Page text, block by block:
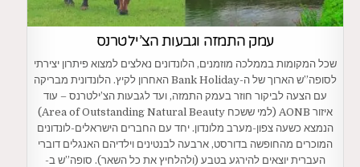
עמק התמזה וגבעות הצ’ילטרנס
שכל המקומות בממלכה מוזמנים, הלונדונים נאלצים למצוא פיתרון יצירתי
לסופה”ש הארוך של ה-Bank Holiday האחרון לקיץ. הלונדונית מבריקה
עם הצעה לביקור חוזר בעמק התמזה, ועד לגבעות הצ’ילטרנס – עוד
איזור AONB (למי ששכח Area of Outstanding Natural Beauty)
הנמצא כשעה צפון-מערב מלונדון. יחד עם החברים הישראלים-לונדונים
המוכרים מהחופשה בדורסט, ארבעה לבנטינים וילדיהם האנגלים דוברי
העברית יוצאים להירגע בטבע (ולהלחיץ את כל השאר). סופה”ש ב-